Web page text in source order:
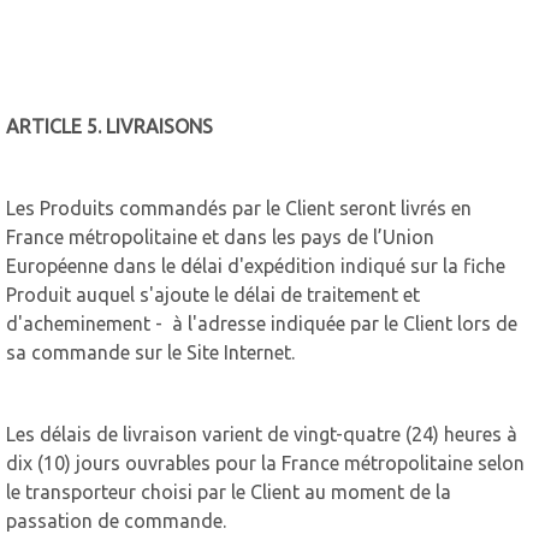
ARTICLE 5. LIVRAISONS
Les Produits commandés par le Client seront livrés en
France métropolitaine et dans les pays de l’Union
Européenne dans le délai d'expédition indiqué sur la fiche
Produit auquel s'ajoute le délai de traitement et
d'acheminement - à l'adresse indiquée par le Client lors de
sa commande sur le Site Internet.
Les délais de livraison varient de vingt-quatre (24) heures à
dix (10) jours ouvrables pour la France métropolitaine selon
le transporteur choisi par le Client au moment de la
passation de commande.